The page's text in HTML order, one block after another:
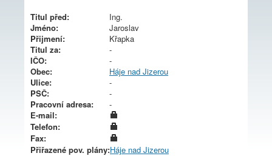
Titul před:
Ing.
Jméno:
Jaroslav
Přijmení:
Křapka
Titul za:
-
IČO:
-
Obec:
Háje nad Jizerou
Ulice:
-
PSČ:
-
Pracovní adresa:
-
E-mail:
Telefon:
Fax:
Přiřazené pov. plány:Háje nad Jizerou